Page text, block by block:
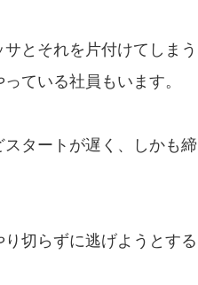
とそれを片付けてしまう
ている社員もいます。
タートが遅く、しかも締
切らずに逃げようとする